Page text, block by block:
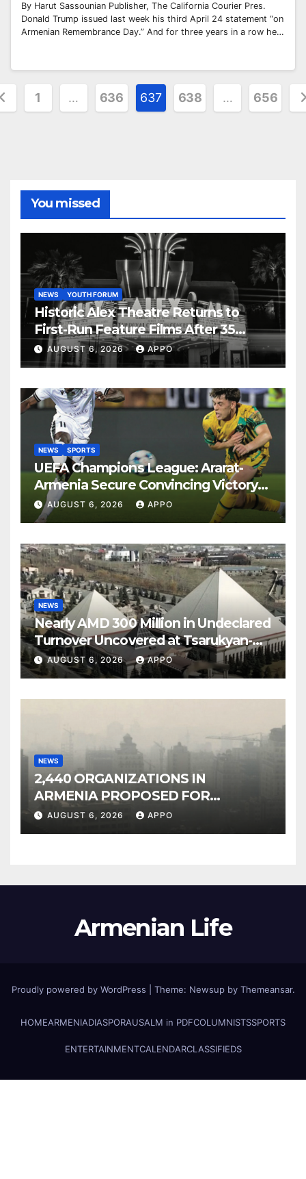
By Harut Sassounian Publisher, The California Courier Pres.
Donald Trump issued last week his third April 24 statement “on
Armenian Remembrance Day.” And for three years in a row he…
1 … 636 637 638 … 656
You missed
NEWS YOUTH FORUM
Historic Alex Theatre Returns to
First-Run Feature Films After 35
Years
AUGUST 6, 2026 APPO
NEWS SPORTS
UEFA Champions League: Ararat-
Armenia Secure Convincing Victory
Over Shamrock Rovers 2-0
AUGUST 6, 2026 APPO
NEWS
Nearly AMD 300 Million in Undeclared
Turnover Uncovered at Tsarukyan-
Owned Entertainment Center
AUGUST 6, 2026 APPO
NEWS
2,440 ORGANIZATIONS IN
ARMENIA PROPOSED FOR
INCLUSION IN LIST OF AIR
AUGUST 6, 2026 APPO
Armenian Life
Proudly powered by WordPress Theme: Newsup by Themeansar.
HOMEARMENIADIASPORAUSALM in PDFCOLUMNISTSSPORTS
ENTERTAINMENTCALENDARCLASSIFIEDS